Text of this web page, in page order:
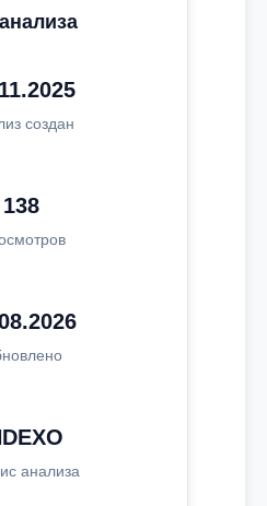
создан
138
анализа